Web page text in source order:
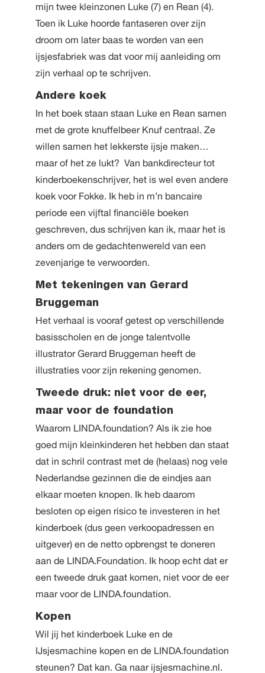
mijn twee kleinzonen Luke (7) en Rean (4).
Toen ik Luke hoorde fantaseren over zijn
droom om later baas te worden van een
ijsjesfabriek was dat voor mij aanleiding om
zijn verhaal op te schrijven.
Andere koek
In het boek staan staan Luke en Rean samen
met de grote knuffelbeer Knuf centraal. Ze
willen samen het lekkerste ijsje maken…
maar of het ze lukt? Van bankdirecteur tot
kinderboekenschrijver, het is wel even andere
koek voor Fokke. Ik heb in m’n bancaire
periode een vijftal financiële boeken
geschreven, dus schrijven kan ik, maar het is
anders om de gedachtenwereld van een
zevenjarige te verwoorden.
Met tekeningen van Gerard
Bruggeman
Het verhaal is vooraf getest op verschillende
basisscholen en de jonge talentvolle
illustrator Gerard Bruggeman heeft de
illustraties voor zijn rekening genomen.
Tweede druk: niet voor de eer,
maar voor de foundation
Waarom LINDA.foundation? Als ik zie hoe
goed mijn kleinkinderen het hebben dan staat
dat in schril contrast met de (helaas) nog vele
Nederlandse gezinnen die de eindjes aan
elkaar moeten knopen. Ik heb daarom
besloten op eigen risico te investeren in het
kinderboek (dus geen verkoopadressen en
uitgever) en de netto opbrengst te doneren
aan de LINDA.Foundation. Ik hoop echt dat er
een tweede druk gaat komen, niet voor de eer
maar voor de LINDA.foundation.
Kopen
Wil jij het kinderboek Luke en de
IJsjesmachine kopen en de LINDA.foundation
steunen? Dat kan. Ga naar ijsjesmachine.nl.